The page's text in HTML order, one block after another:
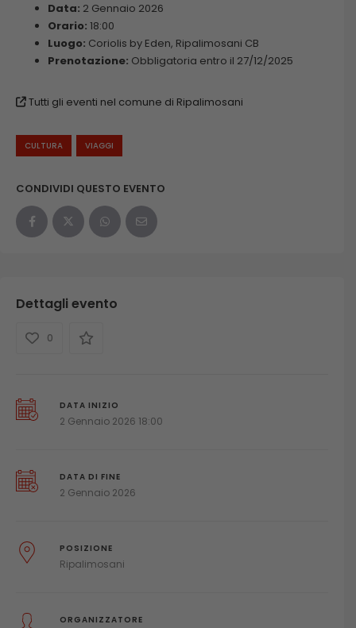
Data: 2 Gennaio 2026
Orario: 18:00
Luogo: Coriolis by Eden, Ripalimosani CB
Prenotazione: Obbligatoria entro il 27/12/2025
Tutti gli eventi nel comune di Ripalimosani
CULTURA VIAGGI
CONDIVIDI QUESTO EVENTO
Dettagli evento
0
DATA INIZIO
2 Gennaio 2026 18:00
DATA DI FINE
2 Gennaio 2026
POSIZIONE
Ripalimosani
ORGANIZZATORE